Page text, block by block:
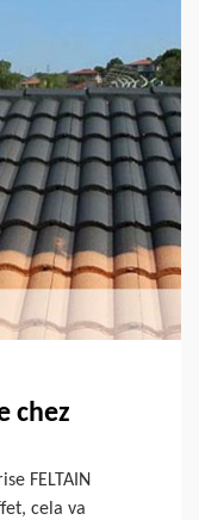
chez
FELTAIN
cela va